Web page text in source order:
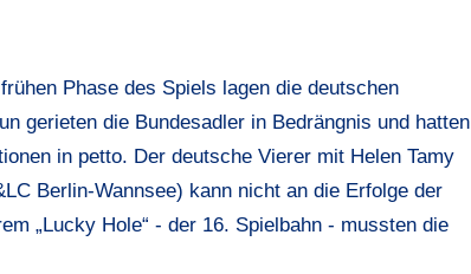
Phase des Spiels lagen die deutschen
gerieten die Bundesadler in Bedrängnis und hatten
in petto. Der deutsche Vierer mit Helen Tamy
Berlin-Wannsee) kann nicht an die Erfolge der
„Lucky Hole“ - der 16. Spielbahn - mussten die